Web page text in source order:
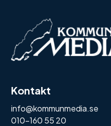
Kontakt
info@kommunmedia.se
010-160 55 20